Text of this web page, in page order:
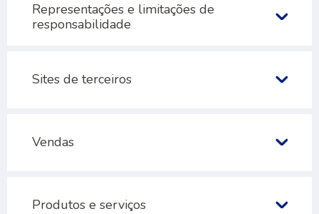
Representações e limitações de
responsabilidade
Sites de terceiros
Vendas
Produtos e serviços